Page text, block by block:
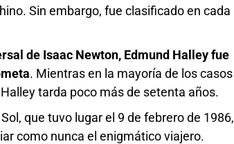
Sin embargo, fue clasificado en cada
de Isaac Newton, Edmund Halley fue
. Mientras en la mayoría de los casos
tarda poco más de setenta años.
que tuvo lugar el 9 de febrero de 1986,
como nunca el enigmático viajero.